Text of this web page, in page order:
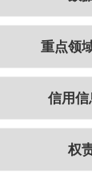
重点领
信用信
权